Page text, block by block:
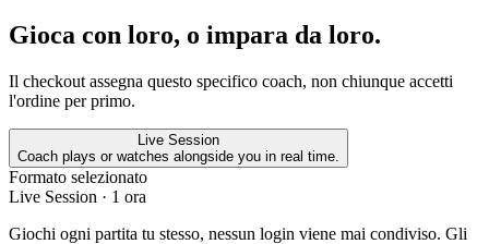
Gioca con loro, o impara da loro.
Il checkout assegna questo specifico coach, non chiunque accetti
l'ordine per primo.
Live Session
Coach plays or watches alongside you in real time.
Formato selezionato
Live Session · 1 ora
Giochi ogni partita tu stesso, nessun login viene mai condiviso. Gli